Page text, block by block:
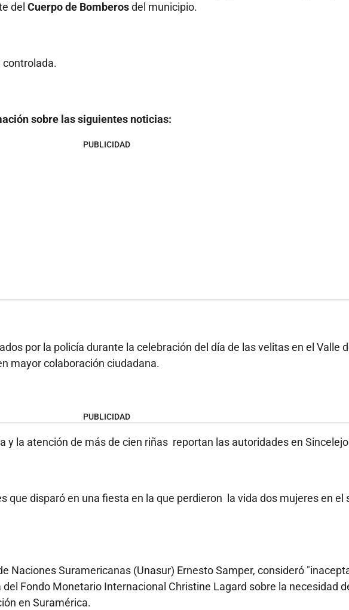
del Cuerpo de Bomberosdel municipio.
controlada.
sobre las siguientes noticias:
PUBLICIDAD
por la policía durante la celebración del día de las velitas en el Valle
mayor colaboración ciudadana.
PUBLICIDAD
y la atención de más de cien riñas reportan las autoridades en
que disparó en una fiesta en la que perdieron la vida dos mujeres en el
Naciones Suramericanas (Unasur) Ernesto Samper, consideró
Fondo Monetario Internacional Christine Lagard sobre la necesidad
en Suramérica.